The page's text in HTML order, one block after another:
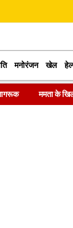
मनोरंजन खेल
ममता के